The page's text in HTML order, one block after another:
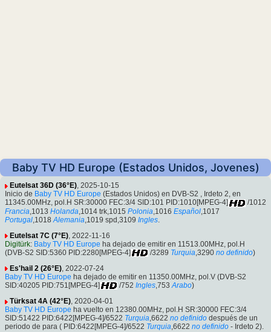
Baby TV HD Europe (Estados Unidos, Jovenes)
Eutelsat 36D (36°E), 2025-10-15
Inicio de Baby TV HD Europe (Estados Unidos) en DVB-S2 , Irdeto 2, en
11345.00MHz, pol.H SR:30000 FEC:3/4 SID:101 PID:1010[MPEG-4]
/1012
Francia ,1013 Holanda ,1014 trk,1015 Polonia ,1016 Español ,1017
Portugal ,1018 Alemania ,1019 spd,3109 Ingles
Eutelsat 7C (7°E) , 2022-11-16
Digitürk: Baby TV HD Europe ha dejado de emitir en 11513.00MHz, pol.H
(DVB-S2 SID:5360 PID:2280[MPEG-4]
/3289 Turquia ,3290 no definido)
Es'hail 2 (26°E), 2022-07-24
Baby TV HD Europe ha dejado de emitir en 11350.00MHz, pol.V (DVB-S2
SID:40205 PID:751[MPEG-4]
/752 Ingles,753 Arabo)
Türksat 4A (42°E), 2020-04-01
Baby TV HD Europe ha vuelto en 12380.00MHz, pol.H SR:30000 FEC:3/4
SID:51422 PID:6422[MPEG-4]/6522 Turquia,6622 no definido después de un
periodo de para ( PID:6422[MPEG-4]/6522 Turquia,6622 no definido - Irdeto 2).